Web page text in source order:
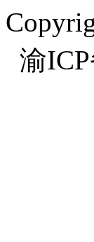
渝